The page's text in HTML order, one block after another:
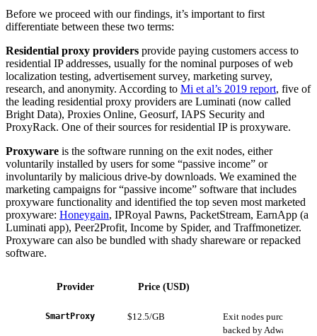
Before we proceed with our findings, it’s important to first
differentiate between these two terms:
Residential proxy providers provide paying customers access to
residential IP addresses, usually for the nominal purposes of web
localization testing, advertisement survey, marketing survey,
research, and anonymity. According to Mi et al’s 2019 report, five of
the leading residential proxy providers are Luminati (now called
Bright Data), Proxies Online, Geosurf, IAPS Security and
ProxyRack. One of their sources for residential IP is proxyware.
Proxyware is the software running on the exit nodes, either
voluntarily installed by users for some “passive income” or
involuntarily by malicious drive-by downloads. We examined the
marketing campaigns for “passive income” software that includes
proxyware functionality and identified the top seven most marketed
proxyware: Honeygain, IPRoyal Pawns, PacketStream, EarnApp (a
Luminati app), Peer2Profit, Income by Spider, and Traffmonetizer.
Proxyware can also be bundled with shady shareware or repacked
software.
Provider Price (USD)
SmartProxy $12.5/GB
Exit nodes purchased
backed by AdwareSDK